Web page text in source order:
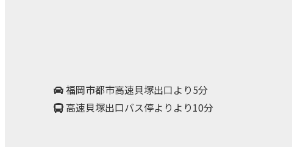
福岡市都市高速貝塚出口より5分
高速貝塚出口バス停よりより10分